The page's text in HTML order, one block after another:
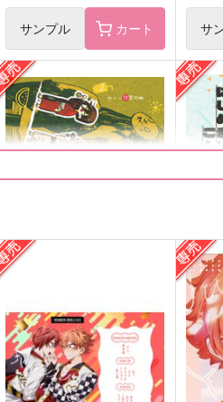
Sable Bottle‐Web再録集‐
sable.
2,044円（税込）
サンプル
Web
歩道
サ
サンプル カート サ
今日の兼定 夏
いもけんぴ
専売 715円（税込）
刀剣乱舞
歌仙兼定
はじめ
いも
専売
刀剣